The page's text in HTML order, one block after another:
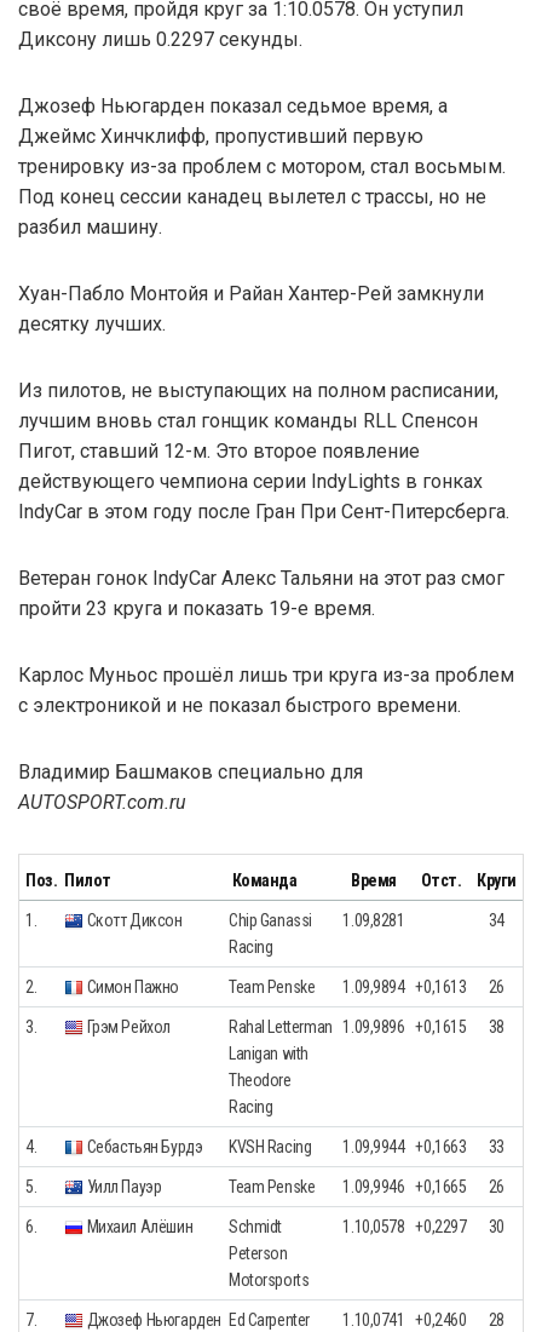
своё время, пройдя круг за 1:10.0578. Он уступил
Диксону лишь 0.2297 секунды.
Джозеф Ньюгарден показал седьмое время, а
Джеймс Хинчклифф, пропустивший первую
тренировку из-за проблем с мотором, стал восьмым.
Под конец сессии канадец вылетел с трассы, но не
разбил машину.
Хуан-Пабло Монтойя и Райан Хантер-Рей замкнули
десятку лучших.
Из пилотов, не выступающих на полном расписании,
лучшим вновь стал гонщик команды RLL Спенсон
Пигот, ставший 12-м. Это второе появление
действующего чемпиона серии IndyLights в гонках
IndyCar в этом году после Гран При Сент-Питерсберга.
Ветеран гонок IndyCar Алекс Тальяни на этот раз смог
пройти 23 круга и показать 19-е время.
Карлос Муньос прошёл лишь три круга из-за проблем
с электроникой и не показал быстрого времени.
Владимир Башмаков специально для
AUTOSPORT.com.ru
Поз. Пилот Команда Время Отст. Круги
1. Скотт Диксон
Chip Ganassi
Racing
1.09,8281 34
2. Симон Пажно Team Penske 1.09,9894 +0,1613 26
3. Грэм Рейхол
Rahal Letterman
Lanigan with
Theodore
Racing
1.09,9896 +0,1615 38
4. Себастьян Бурдэ KVSH Racing 1.09,9944 +0,1663 33
5. Уилл Пауэр Team Penske 1.09,9946 +0,1665 26
6. Михаил Алёшин
Schmidt
Peterson
Motorsports
1.10,0578 +0,2297 30
7. Джозеф Ньюгарден Ed Carpenter 1.10,0741 +0,2460 28